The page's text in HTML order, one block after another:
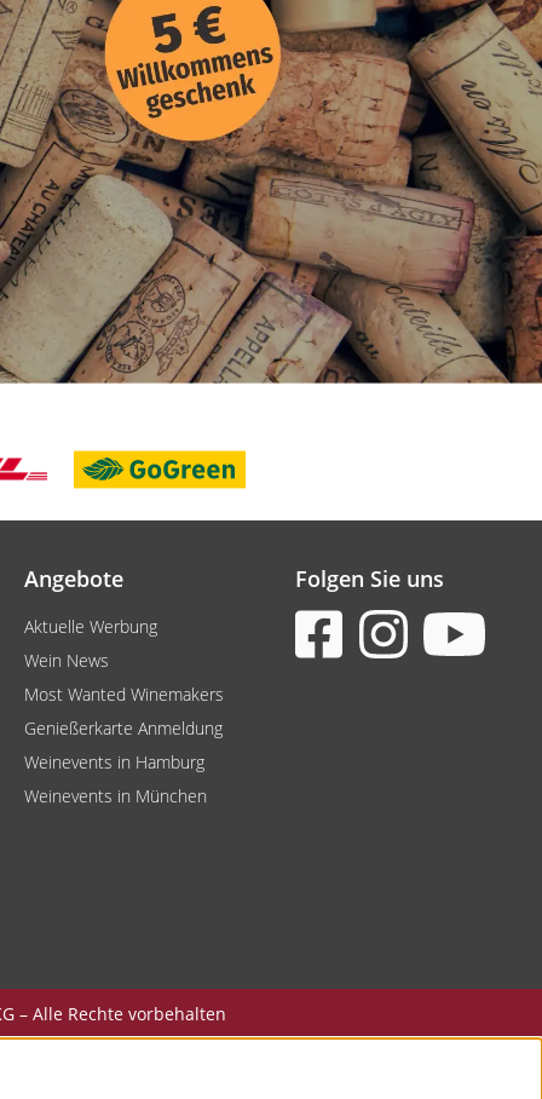
Angebote
Aktuelle Werbung
Wein News
Most Wanted Winemakers
Genießerkarte Anmeldung
Weinevents in Hamburg
Weinevents in München
Folgen Sie uns
– Alle Rechte vorbehalten